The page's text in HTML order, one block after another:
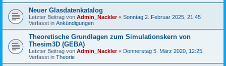
Neuer Glasdatenkatalog
Letzter Beitrag von Admin_Nackler« Sonntag 2. Februar 2025, 21:45
Verfasst in Ankündigungen
Theoretische Grundlagen zum Simulationskern von
Thesim3D (GEBA)
Letzter Beitrag von Admin_Nackler« Donnerstag 5. März 2020, 12:25
Verfasst in Theorie